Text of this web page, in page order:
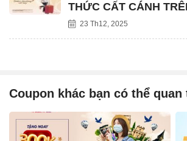
THỨC CẤT CÁNH
23 Th12, 2025
Coupon khác bạn có thể quan